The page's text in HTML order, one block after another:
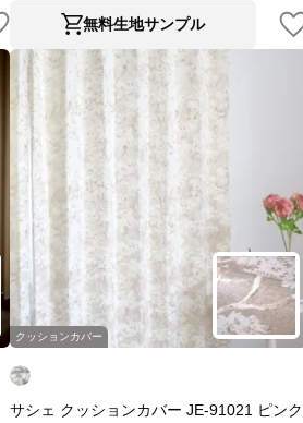
無料生地サンプル
クッションカバー
サシェ クッションカバー JE-91021 ピンク